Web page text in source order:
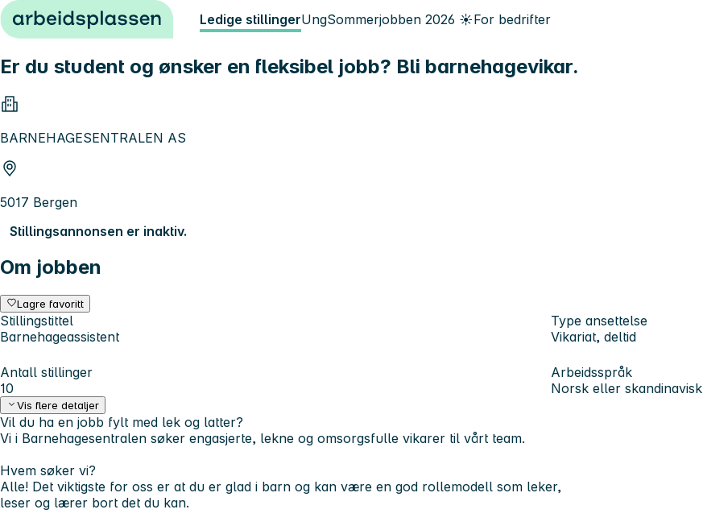
Hopp til innhold Ledige stillingerUngSommerjobben 2026 ☀️For bedrifter
Er du student og ønsker en fleksibel jobb? Bli barnehagevikar.
BARNEHAGESENTRALEN AS
5017 Bergen
Stillingsannonsen er inaktiv.
Om jobben
Lagre favoritt
Stillingstittel
Barnehageassistent
Type ansettelse
Vikariat, deltid
Antall stillinger
10
Arbeidsspråk
Norsk eller skandinavisk
Vis flere detaljer
Vil du ha en jobb fylt med lek og latter?
Vi i Barnehagesentralen søker engasjerte, lekne og omsorgsfulle vikarer til vårt team.
Hvem søker vi?
Alle! Det viktigste for oss er at du er glad i barn og kan være en god rollemodell som leker,
leser og lærer bort det du kan.